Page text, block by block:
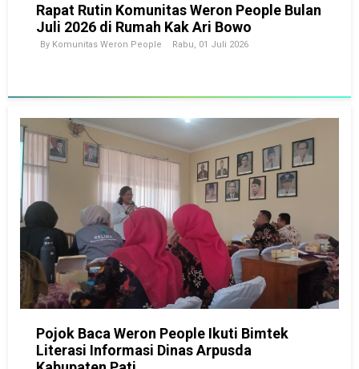
Rapat Rutin Komunitas Weron People Bulan
Juli 2026 di Rumah Kak Ari Bowo
By Komunitas Weron People Rabu, 01 Juli 2026
Pojok Baca Weron People Ikuti Bimtek
Literasi Informasi Dinas Arpusda